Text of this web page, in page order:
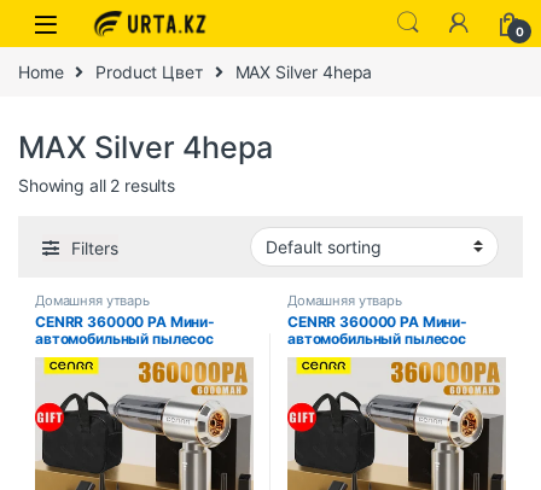
0
Home Product Цвет MAX Silver 4hepa
MAX Silver 4hepa
Showing all 2 results
Filters
Домашняя утварь
CENRR 360000 PA Мини-
автомобильный пылесос
Беспроводной мощный
беспроводной
автомобильный пылесос
Ручной портативный пылесос
Чистящая машина
Домашняя утварь
CENRR 360000 PA Мини-
автомобильный пылесос
Беспроводной мощный
беспроводной
автомобильный пылесос
Ручной портативный пылесос
Чистящая машина